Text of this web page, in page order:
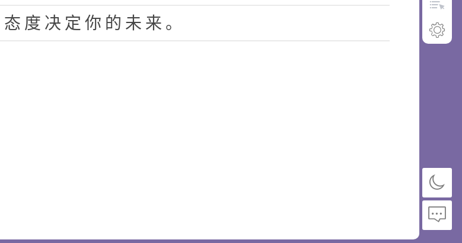
态 度 决 定 你 的 未 来 。